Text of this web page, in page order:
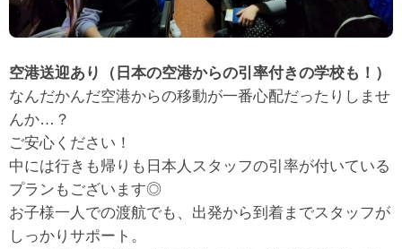
空港送迎あり（日本の空港からの引率付きの学校も！）
なんだかんだ空港からの移動が一番心配だったりしませ
んか…？
ご安心ください！
中には行きも帰りも日本人スタッフの引率が付いている
プランもございます◎
お子様一人での渡航でも、出発から到着までスタッフが
しっかりサポート。